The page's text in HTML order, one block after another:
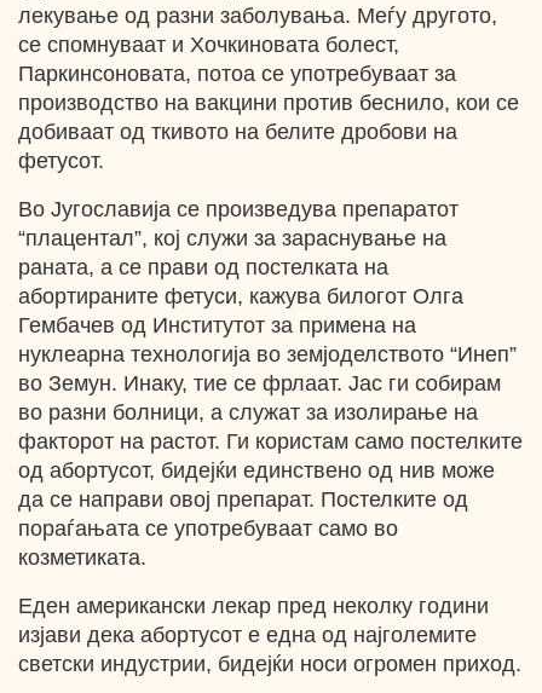
лекување од разни заболувања. Меѓу другото,
се спомнуваат и Хочкиновата болест,
Паркинсоновата, потоа се употребуваат за
производство на вакцини против беснило, кои се
добиваат од ткивото на белите дробови на
фетусот.
Во Југославија се произведува препаратот
“плацентал”, кој служи за зараснување на
раната, а се прави од постелката на
абортираните фетуси, кажува билогот Олга
Гембачев од Институтот за примена на
нуклеарна технологија во земјоделството “Инеп”
во Земун. Инаку, тие се фрлаат. Јас ги собирам
во разни болници, а служат за изолирање на
факторот на растот. Ги користам само постелките
од абортусот, бидејќи единствено од нив може
да се направи овој препарат. Постелките од
пораѓањата се употребуваат само во
козметиката.
Еден американски лекар пред неколку години
изјави дека абортусот е една од најголемите
светски индустрии, бидејќи носи огромен приход.